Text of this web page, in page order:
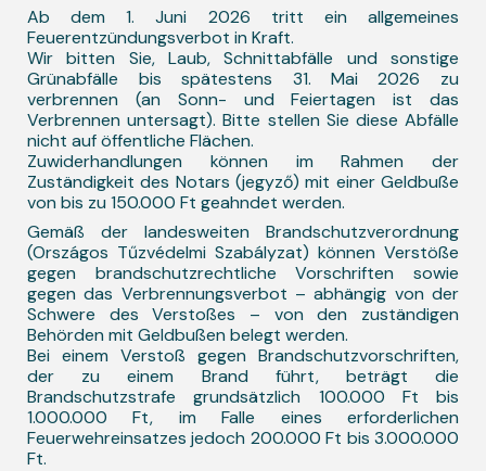
Ab dem 1. Juni 2026 tritt ein allgemeines
Feuerentzündungsverbot in Kraft.
Wir bitten Sie, Laub, Schnittabfälle und sonstige
Grünabfälle bis spätestens 31. Mai 2026 zu
verbrennen (an Sonn- und Feiertagen ist das
Verbrennen untersagt). Bitte stellen Sie diese Abfälle
nicht auf öffentliche Flächen.
Zuwiderhandlungen können im Rahmen der
Zuständigkeit des Notars (jegyző) mit einer Geldbuße
von bis zu 150.000 Ft geahndet werden.
Gemäß der landesweiten Brandschutzverordnung
(Országos Tűzvédelmi Szabályzat) können Verstöße
gegen brandschutzrechtliche Vorschriften sowie
gegen das Verbrennungsverbot – abhängig von der
Schwere des Verstoßes – von den zuständigen
Behörden mit Geldbußen belegt werden.
Bei einem Verstoß gegen Brandschutzvorschriften,
der zu einem Brand führt, beträgt die
Brandschutzstrafe grundsätzlich 100.000 Ft bis
1.000.000 Ft, im Falle eines erforderlichen
Feuerwehreinsatzes jedoch 200.000 Ft bis 3.000.000
Ft.